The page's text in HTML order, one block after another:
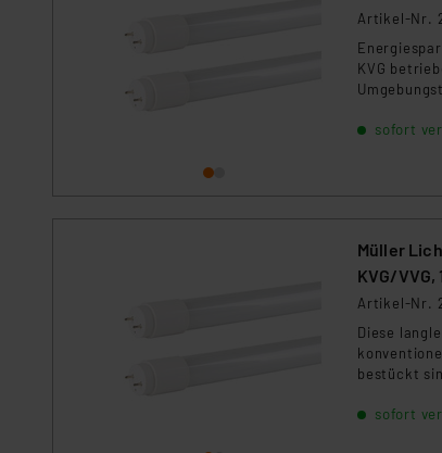
Datenschutz nach
Daten in
Unsere Kooperation
Daten, verbundenen
Artikel-Nr.
KVG
sofort
Müller
KVG/VVG,
Artikel-Nr.
Diese
bestückt
sofort